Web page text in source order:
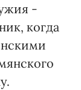
-
когда